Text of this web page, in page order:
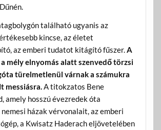
található ugyanis az
kincse, az életet
az emberi tudatot kitágító fűszer.A
mély elnyomás alatt szenvedő törzsi
türelmetlenül várnak a számukra
messiásra.A titokzatos Bene
amely hosszú évezredek óta
házak vérvonalait, az emberi
a Kwisatz Haderach eljövetelében